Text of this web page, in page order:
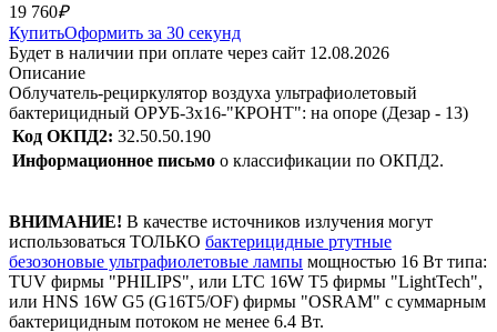
19 760₽
КупитьОформить за 30 секунд
Будет в наличии при оплате через сайт 12.08.2026
Описание
Облучатель-рециркулятор воздуха ультрафиолетовый
бактерицидный ОРУБ-3х16-"КРОНТ": на опоре (Дезар - 13)
Код ОКПД2: 32.50.50.190
Информационное письмо о классификации по ОКПД2.
ВНИМАНИЕ! В качестве источников излучения могут
использоваться ТОЛЬКО бактерицидные ртутные
безозоновые ультрафиолетовые лампы мощностью 16 Вт типа:
TUV фирмы "PHILIPS", или LTC 16W T5 фирмы "LightTech",
или HNS 16W G5 (G16T5/OF) фирмы "OSRAM" с суммарным
бактерицидным потоком не менее 6.4 Вт.